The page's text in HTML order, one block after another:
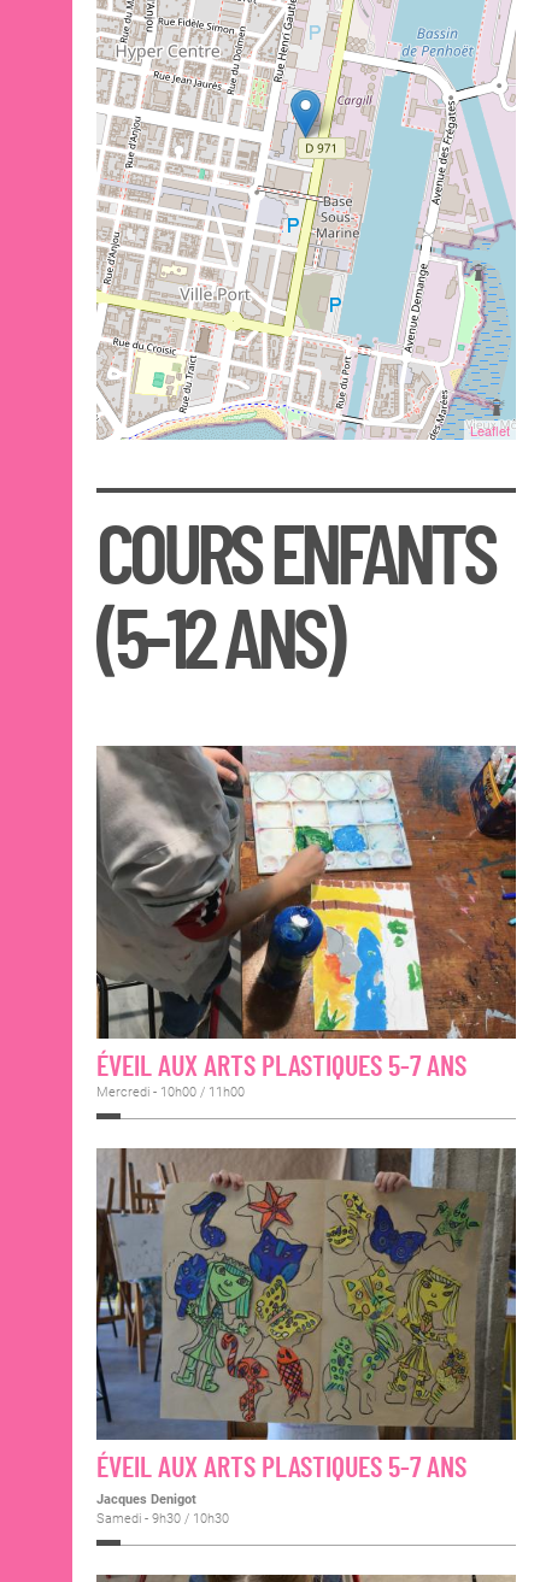
Leaflet
COURS ENFANTS
(5-12 ANS)
ÉVEIL AUX ARTS PLASTIQUES 5-7 ANS
Mercredi - 10h00 / 11h00
ÉVEIL AUX ARTS PLASTIQUES 5-7 ANS
Jacques Denigot
Samedi - 9h30 / 10h30